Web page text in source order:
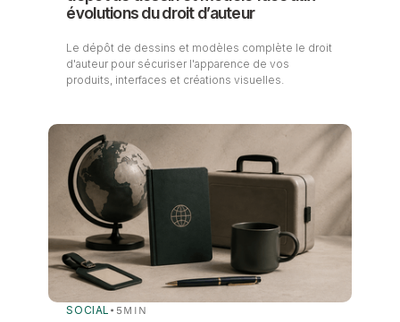
évolutions du droit d’auteur
Le dépôt de dessins et modèles complète le droit
d'auteur pour sécuriser l'apparence de vos
produits, interfaces et créations visuelles.
SOCIAL • 5MIN